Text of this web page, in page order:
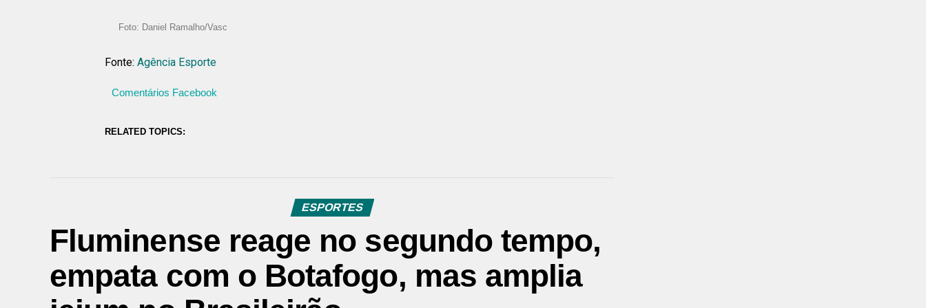
Foto: Daniel Ramalho/Vasc
Fonte: Agência Esporte
Comentários Facebook
RELATED TOPICS:
ESPORTES
Fluminense reage no segundo tempo,
empata com o Botafogo, mas amplia